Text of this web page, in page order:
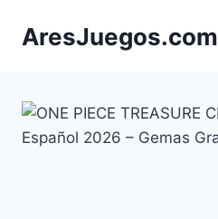
AresJuegos.com